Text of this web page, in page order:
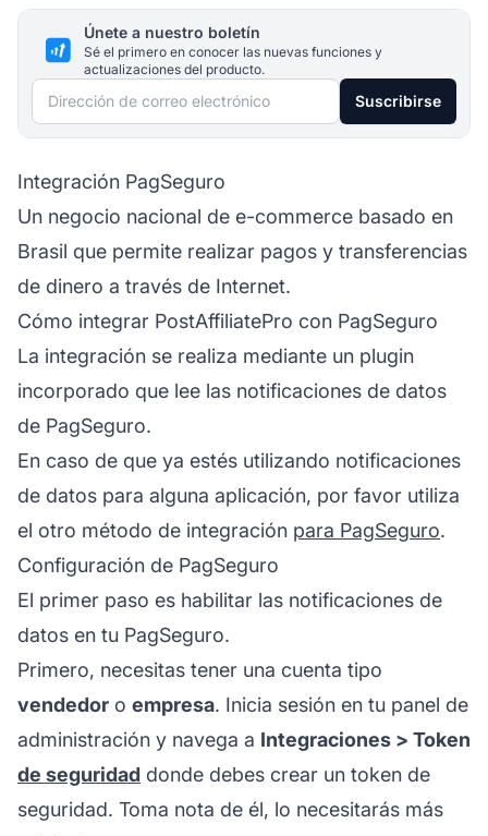
Únete a nuestro boletín
Sé el primero en conocer las nuevas funciones y
actualizaciones del producto.
Dirección de correo electrónico Suscribirse
Integración PagSeguro
Un negocio nacional de e-commerce basado en
Brasil que permite realizar pagos y transferencias
de dinero a través de Internet.
Cómo integrar PostAffiliatePro con PagSeguro
La integración se realiza mediante un plugin
incorporado que lee las notificaciones de datos
de PagSeguro.
En caso de que ya estés utilizando notificaciones
de datos para alguna aplicación, por favor utiliza
el otro método de integración para PagSeguro.
Configuración de PagSeguro
El primer paso es habilitar las notificaciones de
datos en tu PagSeguro.
Primero, necesitas tener una cuenta tipo
vendedor o empresa. Inicia sesión en tu panel de
administración y navega a Integraciones > Token
de seguridad donde debes crear un token de
seguridad. Toma nota de él, lo necesitarás más